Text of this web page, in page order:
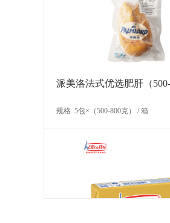
规格: 120个×30克 / 箱
LA ROSE NOIRE 丹麦酥
规格: 120个×30克 / 箱
派美洛法式优选肥肝（500-
规格: 5包×（500-800克） / 箱